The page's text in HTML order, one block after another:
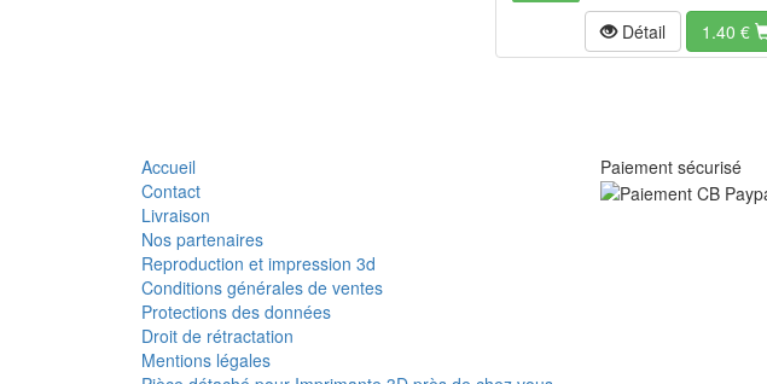
Détail 1.40 €
Accueil
Contact
Livraison
Nos partenaires
Reproduction et impression 3d
Conditions générales de ventes
Protections des données
Droit de rétractation
Mentions légales
Paiement sécurisé